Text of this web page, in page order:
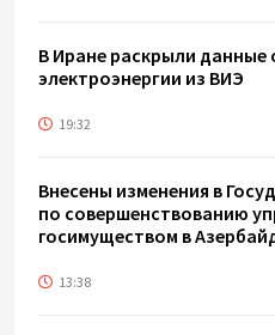
В Иране раскрыли данные
электроэнергии из ВИЭ
19:32
Внесены изменения в
по совершенствованию
госимуществом в
13:38